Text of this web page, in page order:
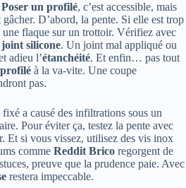
Poser un profilé, c’est accessible, mais
D’abord, la pente. Si elle est trop
une flaque sur un trottoir. Vérifiez avec
joint silicone. Un joint mal appliqué ou
adieu l’étanchéité. Et enfin… pas tout
profilé à la va-vite. Une coupe
pas.
a causé des infiltrations sous un
Pour éviter ça, testez la pente avec
Et si vous vissez, utilisez des vis inox
comme Reddit Brico regorgent de
preuve que la prudence paie. Avec
restera impeccable.